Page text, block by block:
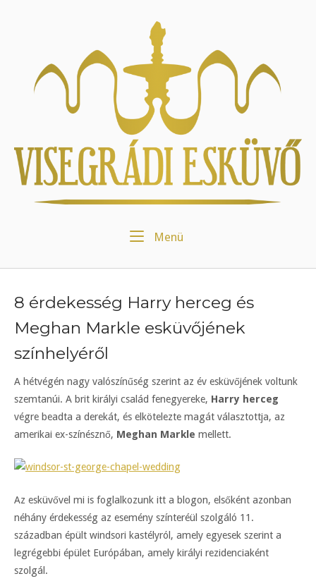
Menü
8 érdekesség Harry herceg és
Meghan Markle esküvőjének
színhelyéről
A hétvégén nagy valószínűség szerint az év esküvőjének voltunk
szemtanúi. A brit királyi család fenegyereke, Harry herceg
végre beadta a derekát, és elkötelezte magát választottja, az
amerikai ex-színésznő, Meghan Markle mellett.
Az esküvővel mi is foglalkozunk itt a blogon, elsőként azonban
néhány érdekesség az esemény színteréül szolgáló 11.
században épült windsori kastélyról, amely egyesek szerint a
legrégebbi épület Európában, amely királyi rezidenciaként
szolgál.